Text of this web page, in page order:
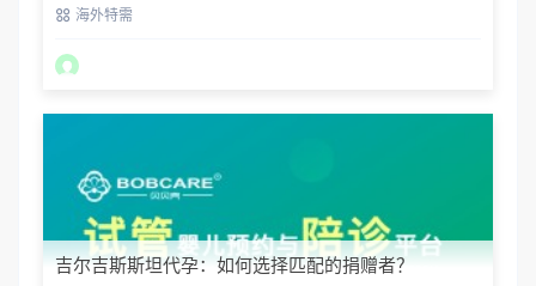
海外特需
吉尔吉斯斯坦代孕：如何选择匹配的捐赠者？